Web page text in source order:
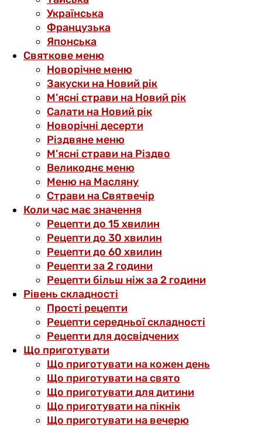
Українська
Французька
Японська
Святкове меню
Новорічне меню
Закуски на Новий рік
М’ясні страви на Новий рік
Салати на Новий рік
Новорічні десерти
Різдвяне меню
М’ясні страви на Різдво
Великоднє меню
Меню на Масляну
Страви на Святвечір
Коли час має значення
Рецепти до 15 хвилин
Рецепти до 30 хвилин
Рецепти до 60 хвилин
Рецепти за 2 години
Рецепти більш ніж за 2 години
Рівень складності
Прості рецепти
Рецепти середньої складності
Рецепти для досвідчених
Що приготувати
Що приготувати на кожен день
Що приготувати на свято
Що приготувати для дитини
Що приготувати на пікнік
Що приготувати на вечерю